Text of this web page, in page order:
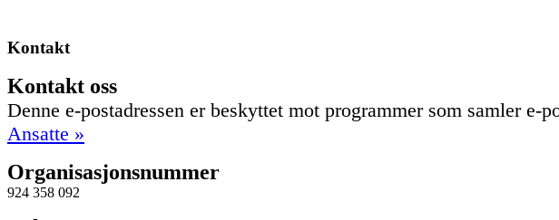
Kontakt
Kontakt oss
Denne e-postadressen er beskyttet mot programmer som samler
Ansatte »
Organisasjonsnummer
924 358 092